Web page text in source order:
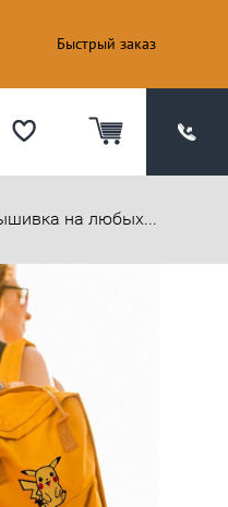
Быстрый заказ
на любых...